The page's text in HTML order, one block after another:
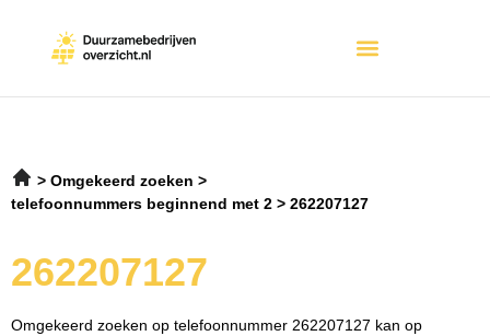
Omgekeerd zoeken
telefoonnummers beginnend met 2
262207127
262207127
Omgekeerd zoeken op telefoonnummer 262207127 kan op